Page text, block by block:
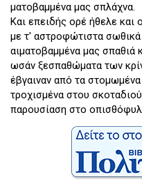
ματοβαμμένα μας σπλάχνα.
Και επειδής ορέ ήθελε και
με τ' αστροφώτιστα σωθικά
αιματοβαμμένα μας σπαθιά
ωσάν ξεσπαθώματα των
έβγαιναν από τα
τροχισμένα στου
παρουσίαση στο